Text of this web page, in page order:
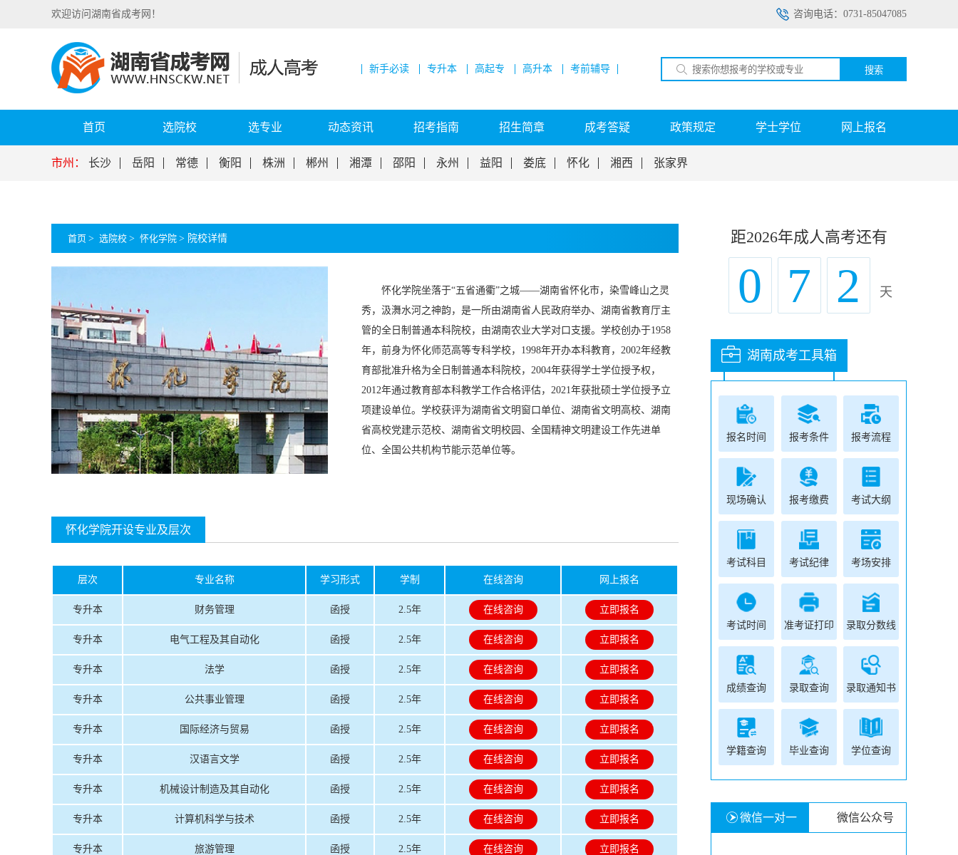
咨询电话：0731-85047085
欢迎访问湖南省成考网！
新手必读 专升本 高起专 高升本 考前辅导 搜索
首页 选院校 选专业 动态资讯 招考指南 招生简章 成考答疑 政策规定 学士学位 网上报名
市州： 长沙 岳阳 常德 衡阳 株洲 郴州 湘潭 邵阳 永州 益阳 娄底 怀化 湘西 张家界
首页 > 选院校 > 怀化学院 > 院校详情
怀化学院坐落于“五省通衢”之城——湖南省怀化市，染雪峰山之灵
秀，汲㵲水河之神韵，是一所由湖南省人民政府举办、湖南省教育厅主
管的全日制普通本科院校，由湖南农业大学对口支援。学校创办于1958
年，前身为怀化师范高等专科学校，1998年开办本科教育，2002年经教
育部批准升格为全日制普通本科院校，2004年获得学士学位授予权，
2012年通过教育部本科教学工作合格评估，2021年获批硕士学位授予立
项建设单位。学校获评为湖南省文明窗口单位、湖南省文明高校、湖南
省高校党建示范校、湖南省文明校园、全国精神文明建设工作先进单
位、全国公共机构节能示范单位等。
怀化学院开设专业及层次
层次 专业名称 学习形式 学制 在线咨询 网上报名
专升本 财务管理 函授 2.5年 在线咨询 立即报名
专升本 电气工程及其自动化 函授 2.5年 在线咨询 立即报名
专升本 法学 函授 2.5年 在线咨询 立即报名
专升本 公共事业管理 函授 2.5年 在线咨询 立即报名
专升本 国际经济与贸易 函授 2.5年 在线咨询 立即报名
专升本 汉语言文学 函授 2.5年 在线咨询 立即报名
专升本 机械设计制造及其自动化 函授 2.5年 在线咨询 立即报名
专升本 计算机科学与技术 函授 2.5年 在线咨询 立即报名
专升本 旅游管理 函授 2.5年 在线咨询 立即报名
距2026年成人高考还有
0 7 2 天
湖南成考工具箱
报名时间 报考条件 报考流程
现场确认 报考缴费 考试大纲
考试科目 考试纪律 考场安排
考试时间 准考证打印 录取分数线
成绩查询 录取查询 录取通知书
学籍查询 毕业查询 学位查询
微信一对一 微信公众号